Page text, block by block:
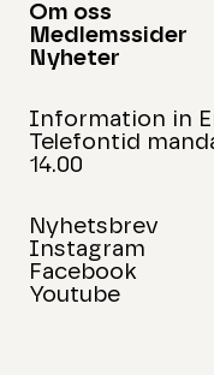
Om oss
Medlemssider
Nyheter
Information in
Telefontid
14.00
Nyhetsbrev
Instagram
Facebook
Youtube